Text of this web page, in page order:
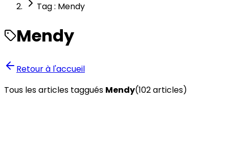
Tag : Mendy
Mendy
Retour à l'accueil
Tous les articles taggués Mendy(102articles)